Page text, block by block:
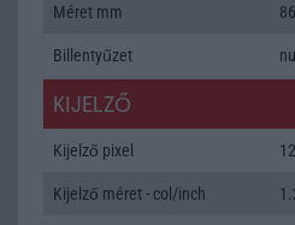
Méret mm
Billentyűzet
KIJELZŐ
Kijelző pixel
Kijelző méret - col/inch